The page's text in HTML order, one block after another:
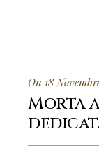
On 18
Morta